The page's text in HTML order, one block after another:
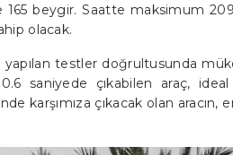
165 beygir. Saatte maksimum
olacak.
testler doğrultusunda
saniyede çıkabilen araç, ideal
karşımıza çıkacak olan